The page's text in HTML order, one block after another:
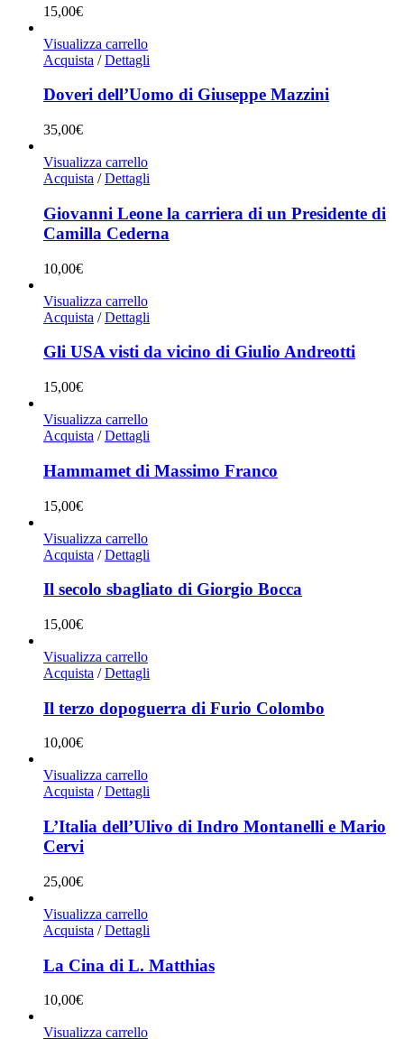
15,00€
Visualizza carrello
Acquista / Dettagli
Doveri dell’Uomo di Giuseppe Mazzini
35,00€
Visualizza carrello
Acquista / Dettagli
Giovanni Leone la carriera di un Presidente di
Camilla Cederna
10,00€
Visualizza carrello
Acquista / Dettagli
Gli USA visti da vicino di Giulio Andreotti
15,00€
Visualizza carrello
Acquista / Dettagli
Hammamet di Massimo Franco
15,00€
Visualizza carrello
Acquista / Dettagli
Il secolo sbagliato di Giorgio Bocca
15,00€
Visualizza carrello
Acquista / Dettagli
Il terzo dopoguerra di Furio Colombo
10,00€
Visualizza carrello
Acquista / Dettagli
L’Italia dell’Ulivo di Indro Montanelli e Mario
Cervi
25,00€
Visualizza carrello
Acquista / Dettagli
La Cina di L. Matthias
10,00€
Visualizza carrello